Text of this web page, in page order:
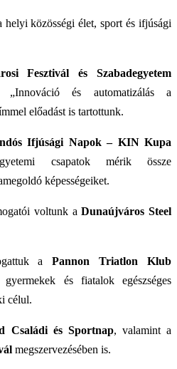
közösségi élet, sport és ifjúsági
Fesztivál és Szabadegyetem
„Innováció és automatizálás a
előadást is tartottunk.
Ifjúsági Napok – KIN Kupa
csapatok mérik össze
képességeiket.
voltunk aDunaújváros Steel
aPannon Triatlon Klub
és fiatalok egészséges
célul.
Családi és Sportnap, valamint a
megszervezésében is.